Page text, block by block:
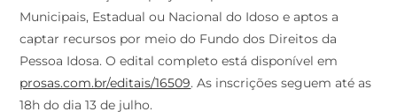
Municipais, Estadual ou Nacional do Idoso e aptos a
captar recursos por meio do Fundo dos Direitos da
Pessoa Idosa. O edital completo está disponível em
prosas.com.br/editais/16509. As inscrições seguem até as
18h do dia 13 de julho.